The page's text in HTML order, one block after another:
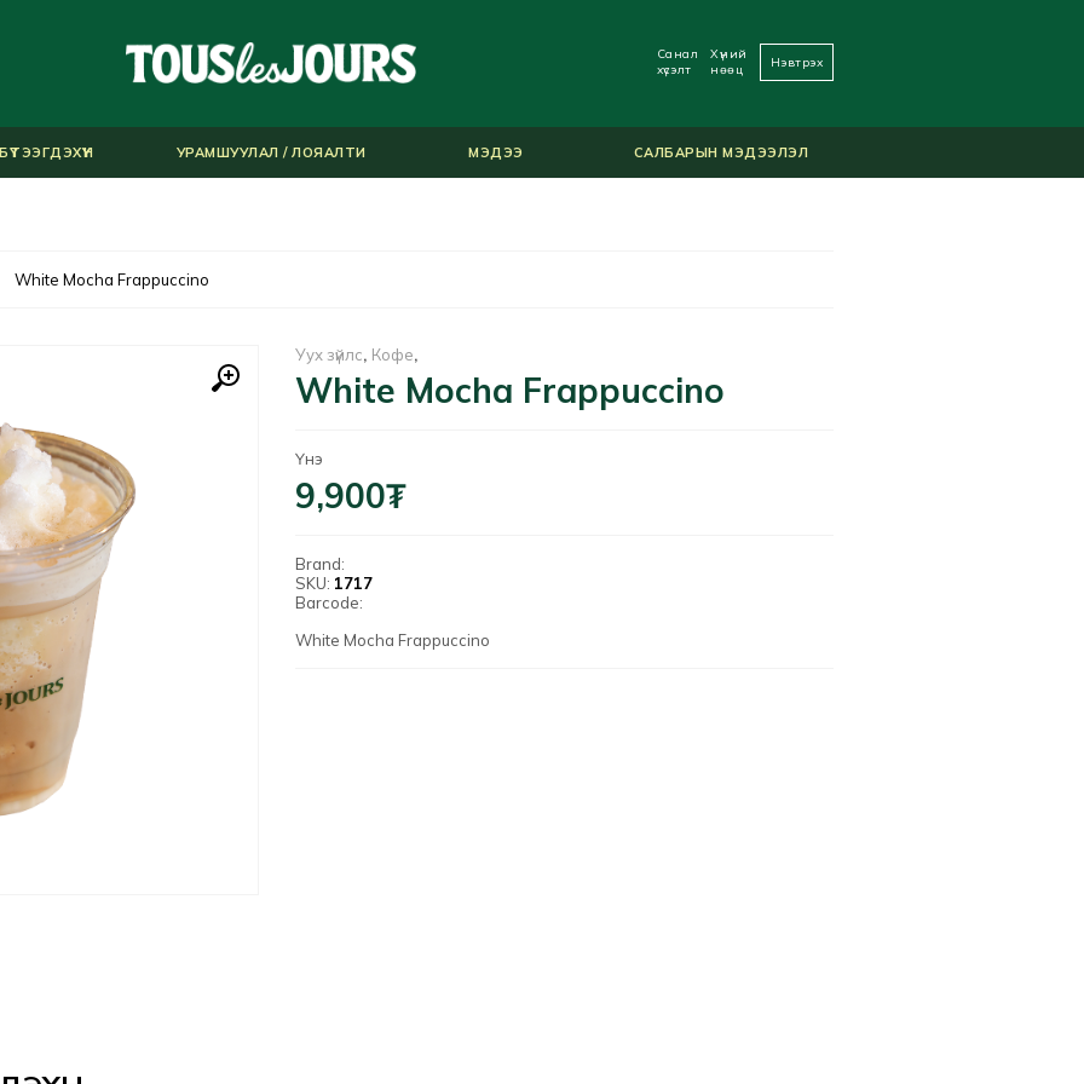
Санал
хүсэлт
Хүний
нөөц
Нэвтрэх
БҮТЭЭГДЭХҮҮН УРАМШУУЛАЛ / ЛОЯАЛТИ МЭДЭЭ САЛБАРЫН МЭДЭЭЛЭЛ
White Mocha Frappuccino
Уух зүйлс, Кофе,
White Mocha Frappuccino
Үнэ
9,900₮
Brand:
SKU: 1717
Barcode:
White Mocha Frappuccino